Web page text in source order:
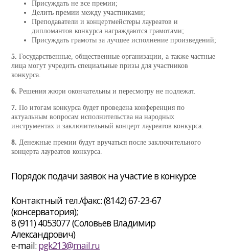
Присуждать не все премии;
Делить премии между участниками;
Преподаватели и концертмейстеры лауреатов и
дипломантов конкурса награждаются грамотами;
Присуждать грамоты за лучшее исполнение произведений;
5. Государственные, общественные организации, а также частные
лица могут учредить специальные призы для участников
конкурса.
6. Решения жюри окончательны и пересмотру не подлежат.
7. По итогам конкурса будет проведена конференция по
актуальным вопросам исполнительства на народных
инструментах и заключительный концерт лауреатов конкурса.
8. Денежные премии будут вручаться после заключительного
концерта лауреатов конкурса.
Порядок подачи заявок на участие в конкурсе
Контактный тел./факс: (8142) 67-23-67
(консерватория);
8 (911) 4053077 (Соловьев Владимир
Александрович)
e-mail: pgk213@mail.ru